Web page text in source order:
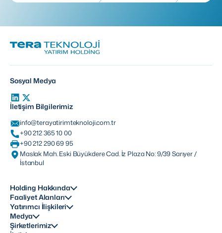
İletişim Bilgilerimiz
info@terayatirimteknoloji.com.tr
+90 212 365 10 00
+90 212 290 69 95
Maslak Mah. Eski Büyükdere Cad. İz Plaza No: 9/39 Sarıyer /
İstanbul
Sosyal Medya
Holding Hakkında
Faaliyet Alanları
Yatırımcı İlişkileri
Medya
Şirketlerimiz